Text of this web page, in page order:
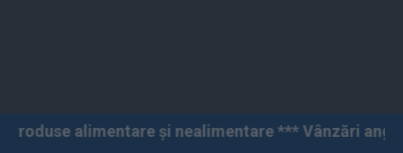
și nealimentare *** Vânzări angro și cu